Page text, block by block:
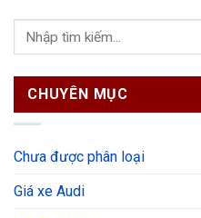
CHUYÊN MỤC
Chưa được phân loại
Giá xe Audi